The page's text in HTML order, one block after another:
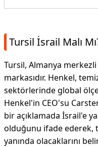
Tursil İsrail Malı
Tursil, Almanya
markasıdır. Henkel,
sektörlerinde global
Henkel'in CEO'su
bir açıklamada İsrail'e
olduğunu ifade ederek,
yanında olacaklarını